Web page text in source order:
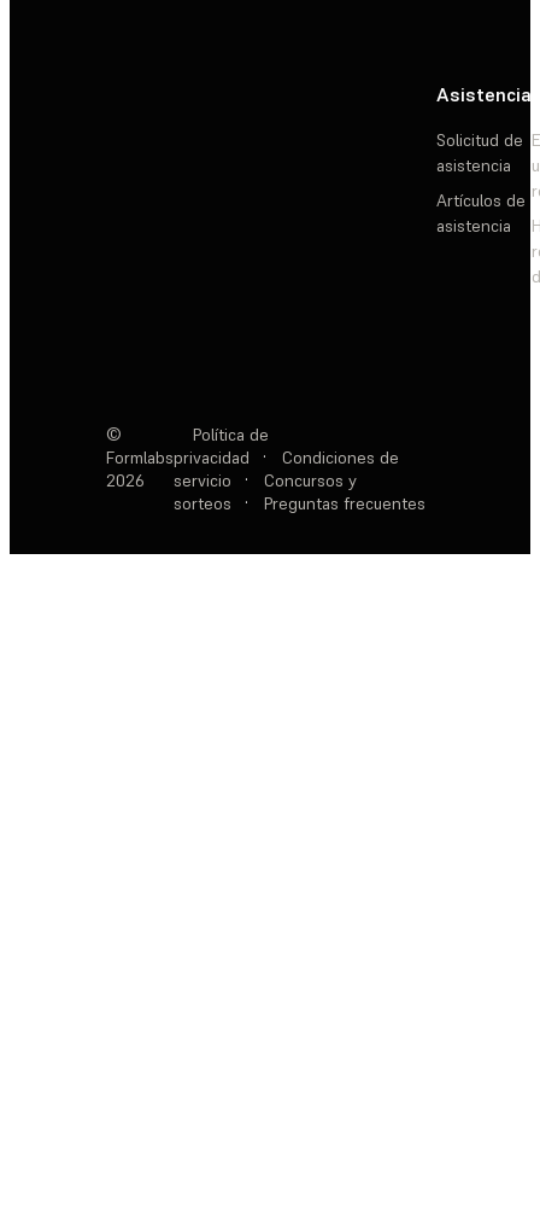
Asistencia
Solicitud de
asistencia
Artículos de
asistencia
©
Formlabs
2026
Política de
privacidad
·
Condiciones de
servicio
·
Concursos y
sorteos
· Preguntas frecuentes